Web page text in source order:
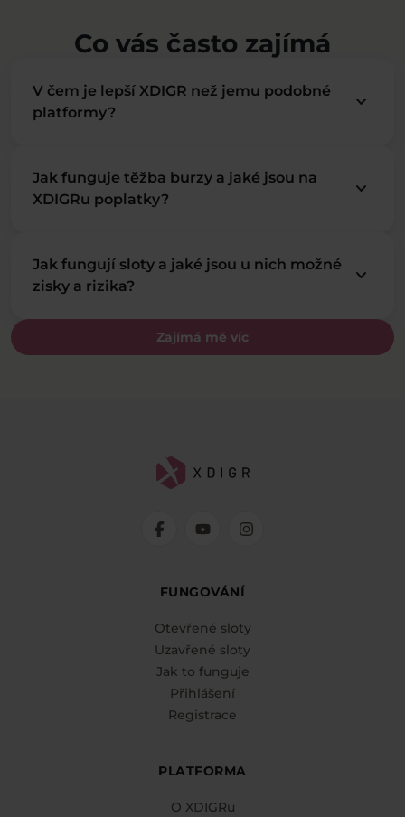
Co vás často zajímá
Zajímá mě víc
V čem je lepší XDIGR než jemu podobné
platformy?
keyboard_arrow_down
Jak funguje těžba burzy a jaké jsou na
XDIGRu poplatky?
keyboard_arrow_down
Jak fungují sloty a jaké jsou u nich možné
zisky a rizika?
keyboard_arrow_down
FUNGOVÁNÍ
Otevřené sloty
Uzavřené sloty
Jak to funguje
Přihlášení
Registrace
PLATFORMA
O XDIGRu